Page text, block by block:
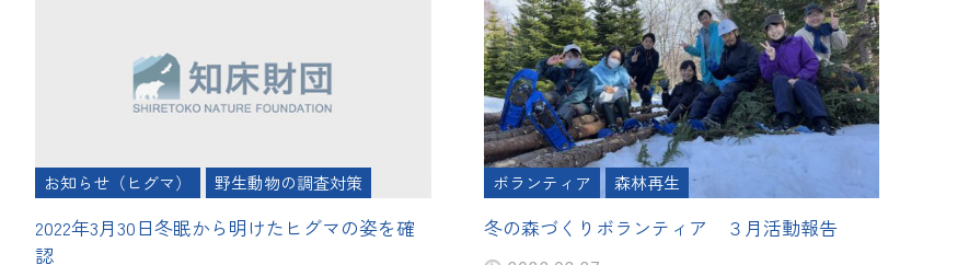
お知らせ（ヒグマ） 野生動物の調査対策
2022年3月30日冬眠から明けたヒグマの姿を確
認
ボランティア 森林再生
冬の森づくりボランティア ３月活動報告